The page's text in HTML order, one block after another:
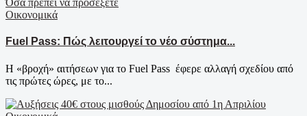
Οικονομικά
Fuel Pass: Πώς λειτουργεί το νέο σύστημα...
Η «βροχή» αιτήσεων για το Fuel Pass έφερε αλλαγή σχεδίου από
τις πρώτες ώρες, με το...